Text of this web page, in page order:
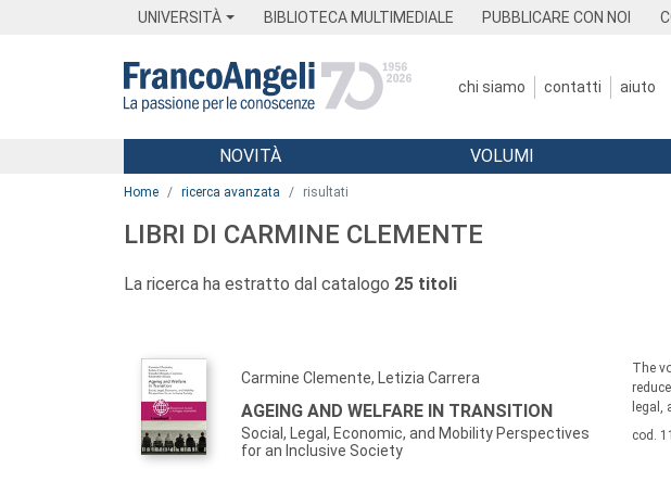
UNIVERSITÀ BIBLIOTECA MULTIMEDIALE PUBBLICARE CON NOI
chi siamo contatti aiuto
Menu
NOVITÀ VOLUMI
Home ricerca avanzata risultati
LIBRI DI CARMINE CLEMENTE
La ricerca ha estratto dal catalogo 25 titoli
Carmine Clemente, Letizia Carrera
AGEING AND WELFARE IN TRANSITION
Social, Legal, Economic, and Mobility Perspectives
for an Inclusive Society
The
legal,
cod.